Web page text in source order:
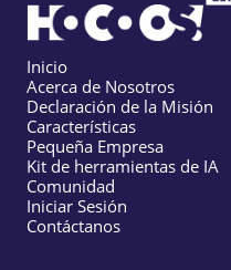
Inicio
Acerca de Nosotros
Declaración de la Misión
Características
Pequeña Empresa
Kit de herramientas de IA
Comunidad
Iniciar Sesión
Contáctanos